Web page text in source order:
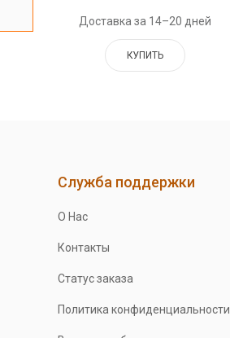
Доставка за 14–20 дней
КУПИТЬ
Служба поддержки
О Нас
Контакты
Статус заказа
Политика конфиденциальности